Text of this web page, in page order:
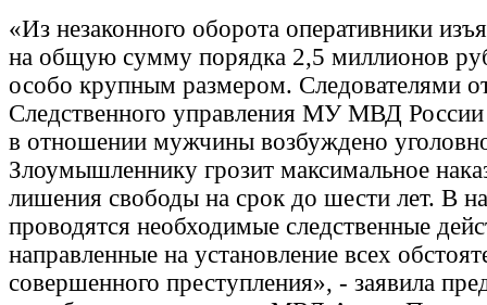
«Из незаконного оборота оперативники
на общую сумму порядка 2,5 миллионов
особо крупным размером. Следователями
Следственного управления МУ МВД России
в отношении мужчины возбуждено
Злоумышленнику грозит максимальное
лишения свободы на срок до шести лет. В
проводятся необходимые следственные
направленные на установление всех
совершенного преступления», - заявила